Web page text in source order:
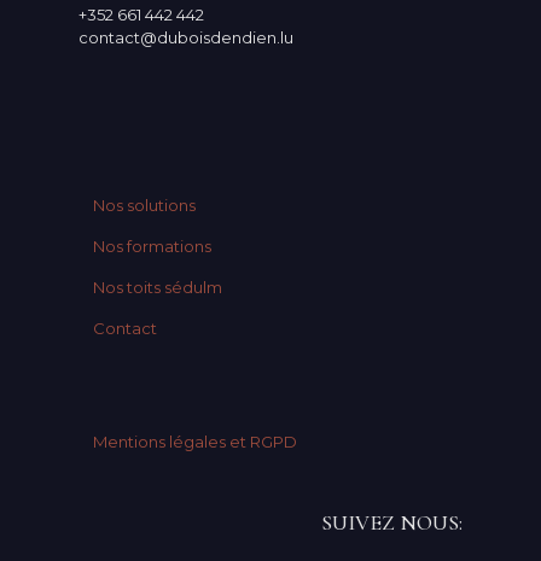
+352 661 442 442
contact@duboisdendien.lu
Nos solutions
Nos formations
Nos toits sédulm
Contact
Mentions légales et RGPD
SUIVEZ NOUS: